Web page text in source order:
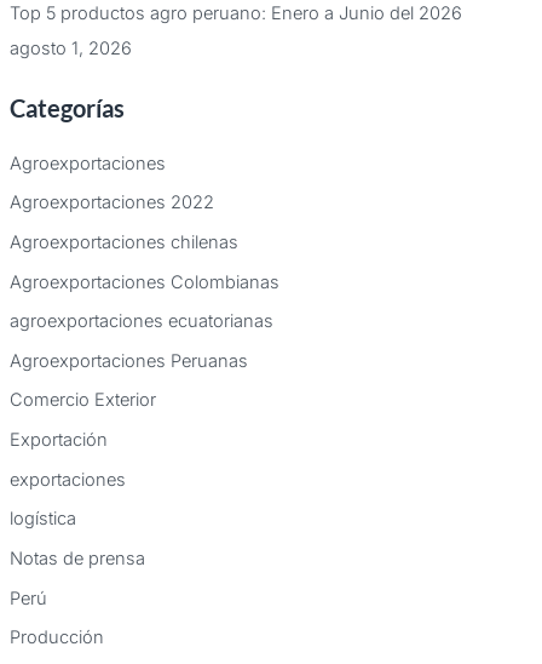
Top 5 productos agro peruano: Enero a Junio del 2026
agosto 1, 2026
Categorías
Agroexportaciones
Agroexportaciones 2022
Agroexportaciones chilenas
Agroexportaciones Colombianas
agroexportaciones ecuatorianas
Agroexportaciones Peruanas
Comercio Exterior
Exportación
exportaciones
logística
Notas de prensa
Perú
Producción